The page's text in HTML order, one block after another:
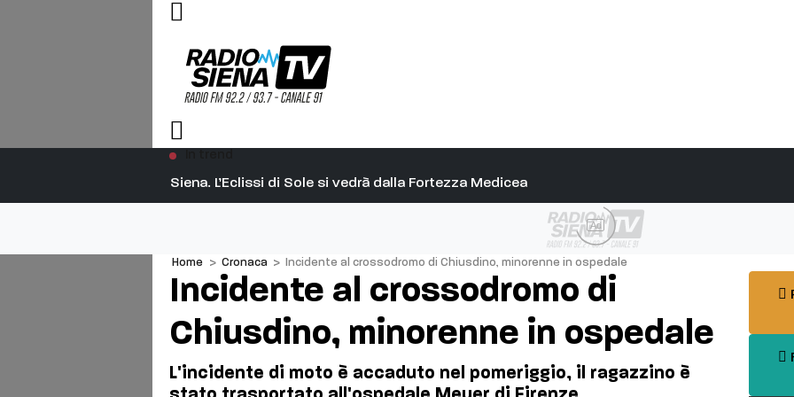
Siena. L’Eclissi di Sole si vedrà dalla Fortezza Medicea
Ad
Home > Cronaca > Incidente al crossodromo di Chiusdino, minorenne in ospedale
Incidente al crossodromo di
Chiusdino, minorenne in ospedale
L'incidente di moto è accaduto nel pomeriggio, il ragazzino è